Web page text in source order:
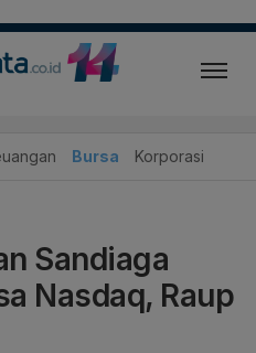
Bursa Korporasi
Sandiaga
Nasdaq, Raup